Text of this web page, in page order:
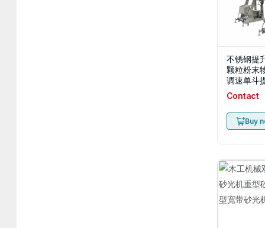
不锈钢提
颗粒粉末
调速单斗
Contact
Buy